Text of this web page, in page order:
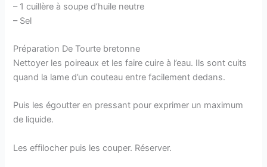
– 1 cuillère à soupe d’huile neutre
– Sel
Préparation De Tourte bretonne
Nettoyer les poireaux et les faire cuire à l’eau. Ils sont cuits
quand la lame d’un couteau entre facilement dedans.
Puis les égoutter en pressant pour exprimer un maximum
de liquide.
Les effilocher puis les couper. Réserver.